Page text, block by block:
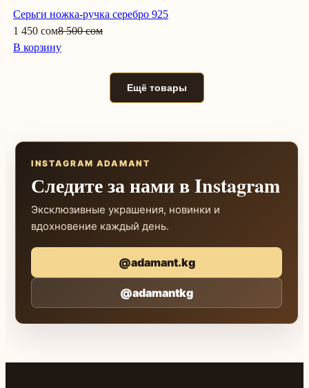
Серьги ножка-ручка серебро 925
1 450 сом8 500 сом
В корзину
Ещё товары
INSTAGRAM ADAMANT
Следите за нами в Instagram
Эксклюзивные украшения, новинки и
вдохновение каждый день.
@adamant.kg
@adamantkg